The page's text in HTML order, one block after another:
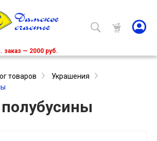
заказ — 2000 руб.
товаров
Украшения